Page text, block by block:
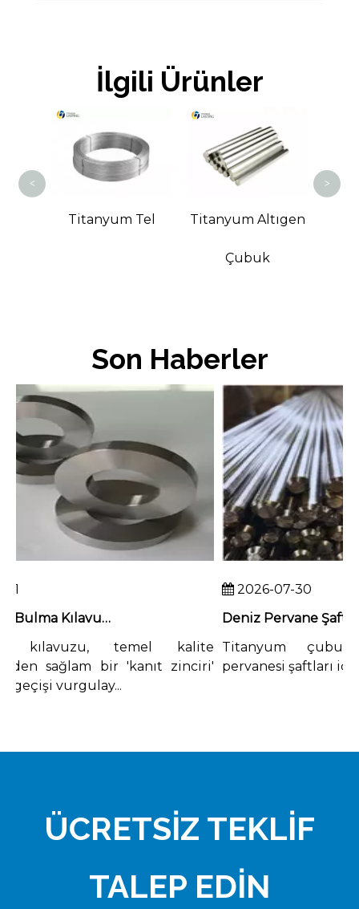
İlgili Ürünler
Titanyum Tel Titanyum Altıgen
Çubuk
< >
Son Haberler
B2B Kaynak Bulma Kılavuzu: Titanyum Dövme Fabrikası Nasıl Denetlenir
temel kalite
sağlam bir 'kanıt zinciri'
geçişi vurgulay...
2026-07-30
Titanyum
pervanesi şaftları için
ÜCRETSİZ TEKLİF
TALEP EDİN